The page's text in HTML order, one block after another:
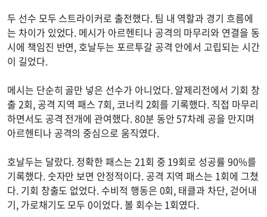
두 선수 모두 스트라이커로 출전했다. 팀 내 역할과 경기 흐름에
는 차이가 있었다. 메시가 아르헨티나 공격의 마무리와 연결을 동
시에 책임진 반면, 호날두는 포르투갈 공격 안에서 고립되는 시간
이 길었다.
메시는 단순히 골만 넣은 선수가 아니었다. 알제리전에서 기회 창
출 2회, 공격 지역 패스 7회, 코너킥 2회를 기록했다. 직접 마무리
하면서도 공격 전개에 관여했다. 80분 동안 57차례 공을 만지며
아르헨티나 공격의 중심으로 움직였다.
호날두는 달랐다. 정확한 패스는 21회 중 19회로 성공률 90%를
기록했다. 숫자만 보면 안정적이다. 공격 지역 패스는 1회에 그쳤
다. 기회 창출도 없었다. 수비적 행동은 0회, 태클과 차단, 걷어내
기, 가로채기도 모두 0이었다. 볼 회수는 1회였다.